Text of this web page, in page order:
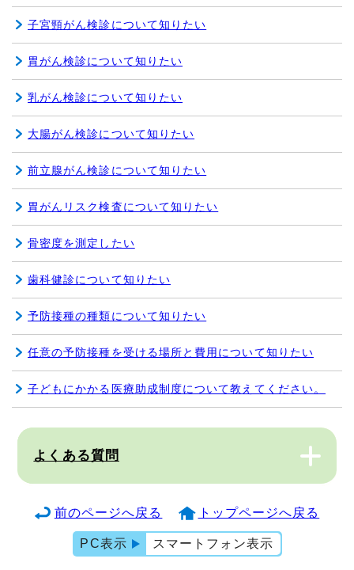
子宮頸がん検診について知りたい
胃がん検診について知りたい
乳がん検診について知りたい
大腸がん検診について知りたい
前立腺がん検診について知りたい
胃がんリスク検査について知りたい
骨密度を測定したい
歯科健診について知りたい
予防接種の種類について知りたい
任意の予防接種を受ける場所と費用について知りたい
子どもにかかる医療助成制度について教えてください。
よくある質問
前のページへ戻る トップページへ戻る
PC表示 スマートフォン表示